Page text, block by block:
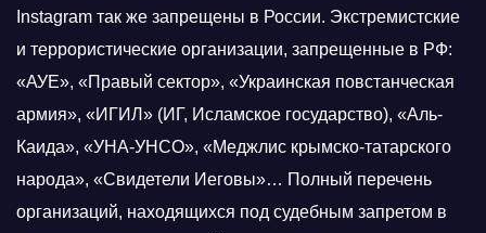
Instagram так же запрещены в России. Экстремистские
и террористические организации, запрещенные в РФ:
«АУЕ», «Правый сектор», «Украинская повстанческая
армия», «ИГИЛ» (ИГ, Исламское государство), «Аль-
Каида», «УНА-УНСО», «Меджлис крымско-татарского
народа», «Свидетели Иеговы»… Полный перечень
организаций, находящихся под судебным запретом в